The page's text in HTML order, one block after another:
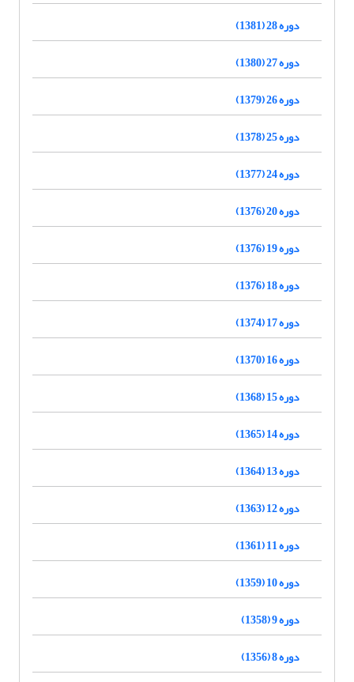
دوره 28 (1381)
دوره 27 (1380)
دوره 26 (1379)
دوره 25 (1378)
دوره 24 (1377)
دوره 20 (1376)
دوره 19 (1376)
دوره 18 (1376)
دوره 17 (1374)
دوره 16 (1370)
دوره 15 (1368)
دوره 14 (1365)
دوره 13 (1364)
دوره 12 (1363)
دوره 11 (1361)
دوره 10 (1359)
دوره 9 (1358)
دوره 8 (1356)